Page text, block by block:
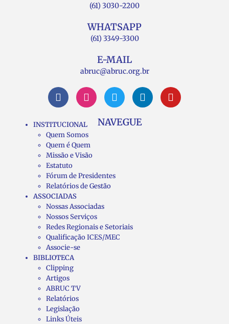
(61) 3030-2200
WHATSAPP
(61) 3349-3300
E-MAIL
abruc@abruc.org.br
NAVEGUE
INSTITUCIONAL
Quem Somos
Quem é Quem
Missão e Visão
Estatuto
Fórum de Presidentes
Relatórios de Gestão
ASSOCIADAS
Nossas Associadas
Nossos Serviços
Redes Regionais e Setoriais
Qualificação ICES/MEC
Associe-se
BIBLIOTECA
Clipping
Artigos
ABRUC TV
Relatórios
Legislação
Links Úteis